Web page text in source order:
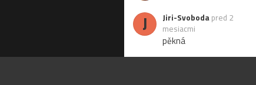
J Jiri-Svoboda pred 2
mesiacmi
pěkná